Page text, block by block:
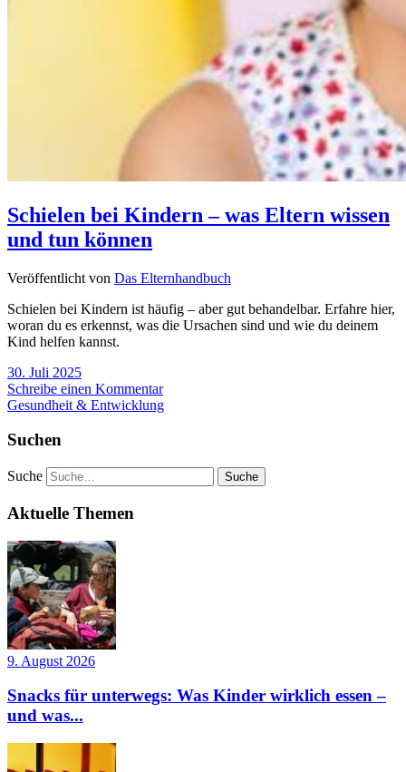
Schielen bei Kindern – was Eltern wissen
und tun können
Veröffentlicht von Das Elternhandbuch
Schielen bei Kindern ist häufig – aber gut behandelbar. Erfahre hier,
woran du es erkennst, was die Ursachen sind und wie du deinem
Kind helfen kannst.
30. Juli 2025
Schreibe einen Kommentar
Gesundheit & Entwicklung
Suchen
Suche
Aktuelle Themen
9. August 2026
Snacks für unterwegs: Was Kinder wirklich essen –
und was...